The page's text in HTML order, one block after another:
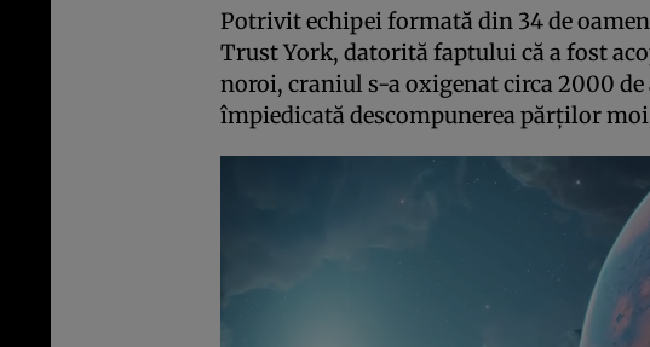
Potrivit echipei formată din 34 de
Trust York, datorită faptului că a fost
noroi, craniul s-a oxigenat circa 2000 de
împiedicată descompunerea părţilor